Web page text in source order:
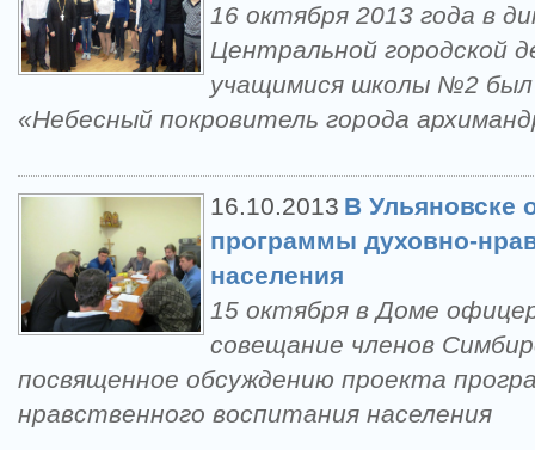
16 октября 2013 года в
Центральной городской
учащимися школы №2 был
«Небесный покровитель города
16.10.2013 В Ульяновске
программы духовно-
населения
15 октября в Доме
совещание членов
посвященное обсуждению проекта
нравственного воспитания населения